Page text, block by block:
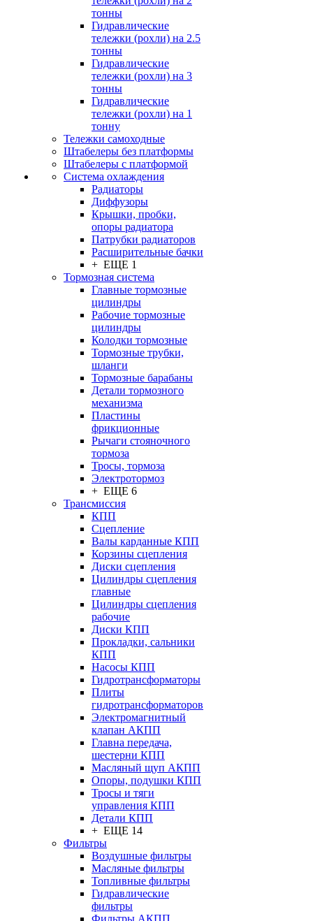
тонны
Гидравлические
тележки (рохли) на 2.5
тонны
Гидравлические
тележки (рохли) на 3
тонны
Гидравлические
тележки (рохли) на 1
тонну
Тележки самоходные
Штабелеры без платформы
Штабелеры с платформой
Система охлаждения
Радиаторы
Диффузоры
Крышки, пробки,
опоры радиатора
Патрубки радиаторов
Расширительные бачки
+ ЕЩЕ 1
Тормозная система
Главные тормозные
цилиндры
Рабочие тормозные
цилиндры
Колодки тормозные
Тормозные трубки,
шланги
Тормозные барабаны
Детали тормозного
механизма
Пластины
фрикционные
Рычаги стояночного
тормоза
Тросы, тормоза
Электротормоз
+ ЕЩЕ 6
Трансмиссия
КПП
Сцепление
Валы карданные КПП
Корзины сцепления
Диски сцепления
Цилиндры сцепления
главные
Цилиндры сцепления
рабочие
Диски КПП
Прокладки, сальники
КПП
Насосы КПП
Гидротрансформаторы
Плиты
гидротрансформаторов
Электромагнитный
клапан АКПП
Главна передача,
шестерни КПП
Масляный щуп АКПП
Опоры, подушки КПП
Тросы и тяги
управления КПП
Детали КПП
+ ЕЩЕ 14
Фильтры
Воздушные фильтры
Масляные фильтры
Топливные фильтры
Гидравлические
фильтры
Фильтры АКПП